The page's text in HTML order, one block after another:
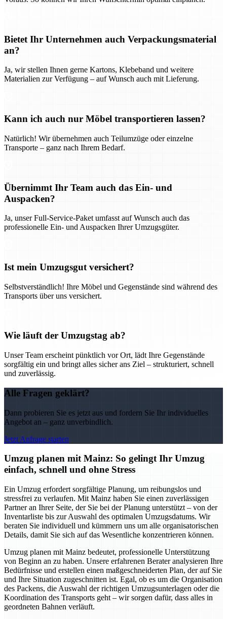
Bietet Ihr Unternehmen auch Verpackungsmaterial
an?
Ja, wir stellen Ihnen gerne Kartons, Klebeband und weitere
Materialien zur Verfügung – auf Wunsch auch mit Lieferung.
Kann ich auch nur Möbel transportieren lassen?
Natürlich! Wir übernehmen auch Teilumzüge oder einzelne
Transporte – ganz nach Ihrem Bedarf.
Übernimmt Ihr Team auch das Ein- und
Auspacken?
Ja, unser Full-Service-Paket umfasst auf Wunsch auch das
professionelle Ein- und Auspacken Ihrer Umzugsgüter.
Ist mein Umzugsgut versichert?
Selbstverständlich! Ihre Möbel und Gegenstände sind während des
Transports über uns versichert.
Wie läuft der Umzugstag ab?
Unser Team erscheint pünktlich vor Ort, lädt Ihre Gegenstände
sorgfältig ein und bringt alles sicher ans Ziel – strukturiert, schnell
und zuverlässig.
Alle Fragen geklärt?
Dann probieren Sie es jetzt aus und fordern Sie Ihr individuelles
Angebot an – ganz unverbindlich.
Jetzt Anfrage starten
Umzug planen mit Mainz: So gelingt Ihr Umzug
einfach, schnell und ohne Stress
Ein Umzug erfordert sorgfältige Planung, um reibungslos und
stressfrei zu verlaufen. Mit Mainz haben Sie einen zuverlässigen
Partner an Ihrer Seite, der Sie bei der Planung unterstützt – von der
Inventarliste bis zur Auswahl des optimalen Umzugsdatums. Wir
beraten Sie individuell und kümmern uns um alle organisatorischen
Details, damit Sie sich auf das Wesentliche konzentrieren können.
Umzug planen mit Mainz bedeutet, professionelle Unterstützung
von Beginn an zu haben. Unsere erfahrenen Berater analysieren Ihre
Bedürfnisse und erstellen einen maßgeschneiderten Plan, der auf Sie
und Ihre Situation zugeschnitten ist. Egal, ob es um die Organisation
des Packens, die Auswahl der richtigen Umzugsunterlagen oder die
Koordination des Transports geht – wir sorgen dafür, dass alles in
geordneten Bahnen verläuft.